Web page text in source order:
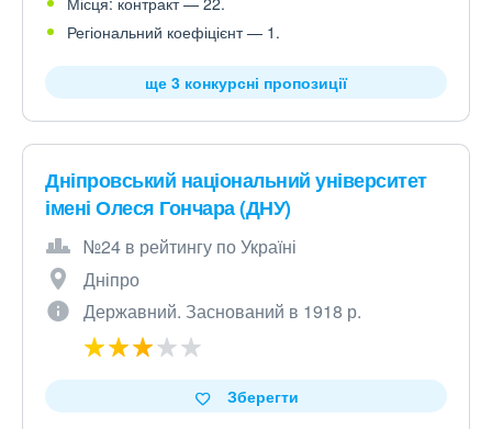
Регіональний коефіцієнт — 1.
ще 3 конкурсні пропозиції
Дніпровський національний університет
імені Олеся Гончара (ДНУ)
№24 в рейтингу по Україні
Дніпро
Державний. Заснований в 1918 р.
Зберегти